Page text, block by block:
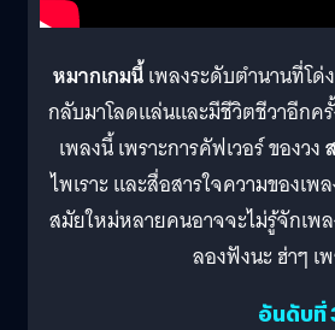
หมากเกมนี้เพลงระดับตำนานที่โด่
กลับมาโลดแล่นและมีชีวิตชีวาอีกค
เพลงนี้ เพราะการคัฟเวอร์ ของวง
ไพเราะ และสื่อสารใจความของเพ
สมัยใหม่หลายคนอาจจะไม่รู้จักเพ
ลองฟังนะ ฮ่าๆ เ
อันดับที่